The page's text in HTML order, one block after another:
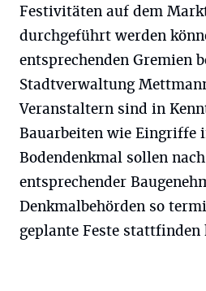
Festivitäten auf dem
durchgeführt werden
entsprechenden Gremien
Stadtverwaltung
Veranstaltern sind in
Bauarbeiten wie Eingriffe
Bodendenkmal sollen
entsprechender
Denkmalbehörden so
geplante Feste stattfinden